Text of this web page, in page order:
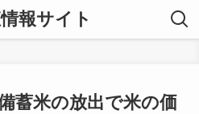
報サイト
蓄米の放出で米の価